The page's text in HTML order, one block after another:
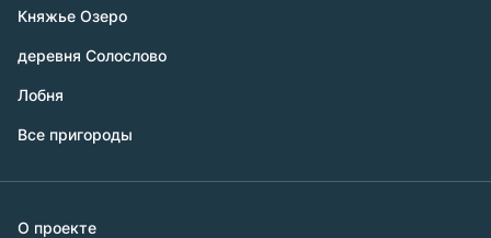
Княжье Озеро
деревня Солослово
Лобня
Все пригороды
О проекте